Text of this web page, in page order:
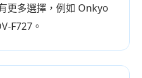
更多選擇，例如 Onkyo
F727。